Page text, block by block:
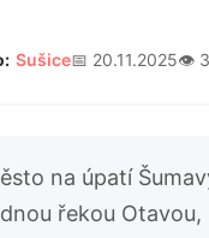
Sušice📅 20.11.2025👁️
na úpatí
řekou